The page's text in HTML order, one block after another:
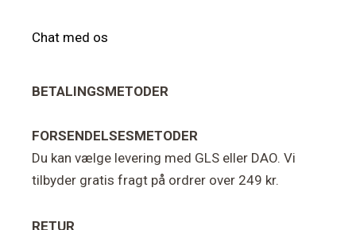
Chat med os
BETALINGSMETODER
FORSENDELSESMETODER
Du kan vælge levering med GLS eller DAO. Vi
tilbyder gratis fragt på ordrer over 249 kr.
RETUR